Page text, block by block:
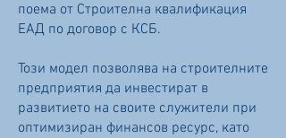
поема от Строителна квалификация
ЕАД по договор с КСБ.
Този модел позволява на строителните
предприятия да инвестират в
развитието на своите служители при
оптимизиран финансов ресурс, като